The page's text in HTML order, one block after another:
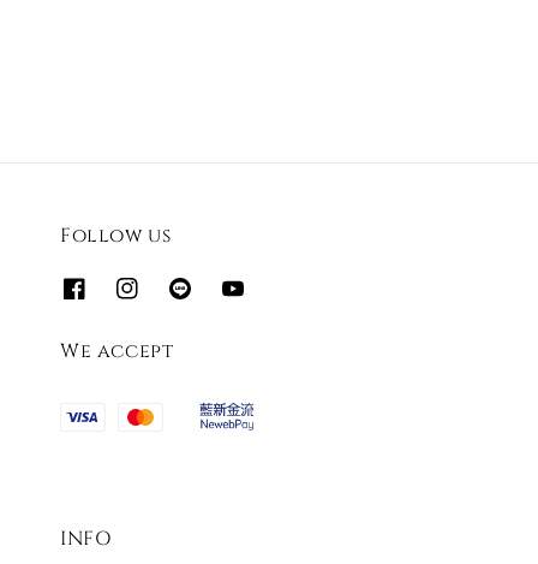
Follow us
We accept
INFO